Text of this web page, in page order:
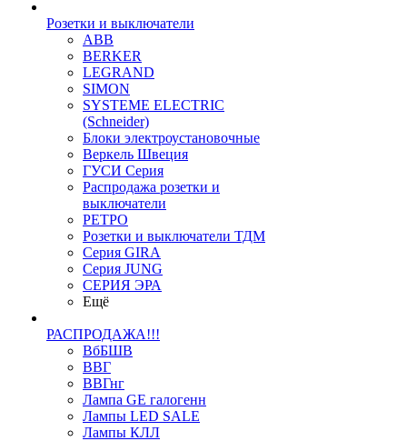
Розетки и выключатели
ABB
BERKER
LEGRAND
SIMON
SYSTEME ELECTRIC
(Schneider)
Блоки электроустановочные
Веркель Швеция
ГУСИ Серия
Распродажа розетки и
выключатели
РЕТРО
Розетки и выключатели ТДМ
Серия GIRA
Серия JUNG
СЕРИЯ ЭРА
Ещё
РАСПРОДАЖА!!!
ВбБШВ
ВВГ
ВВГнг
Лампа GE галогенн
Лампы LED SALE
Лампы КЛЛ